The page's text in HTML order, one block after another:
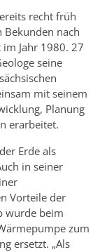
recht früh
Bekunden nach
Jahr 1980. 27
seine
mit seinem
Planung
erarbeitet.
Erde als
in seiner
Vorteile der
wurde beim
zum
ersetzt. „Als